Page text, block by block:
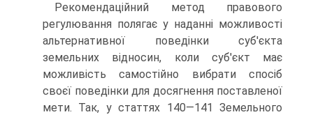
Рекомендаційний метод правового
регулювання полягає у на­данні можливості
альтернативної поведінки суб'єкта
земельних відно­син, коли суб'єкт має
можливість самостійно вибрати спосіб
своєї по­ведінки для досягнення поставленої
мети. Так, у статтях 140—141 Зе­мельного